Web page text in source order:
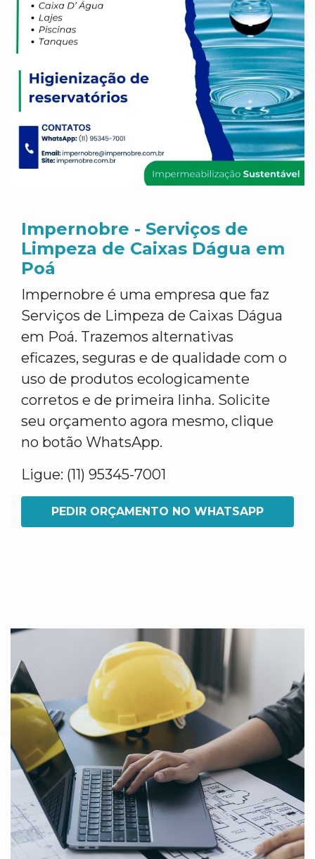
Impernobre - Serviços de
Limpeza de Caixas Dágua em
Poá
Impernobre é uma empresa que faz
Serviços de Limpeza de Caixas Dágua
em Poá. Trazemos alternativas
eficazes, seguras e de qualidade com o
uso de produtos ecologicamente
corretos e de primeira linha. Solicite
seu orçamento agora mesmo, clique
no botão WhatsApp.
Ligue: (11) 95345-7001
PEDIR ORÇAMENTO NO WHATSAPP